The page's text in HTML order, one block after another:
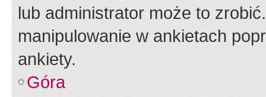
lub administrator może to
manipulowanie w ankietach
ankiety.
Góra